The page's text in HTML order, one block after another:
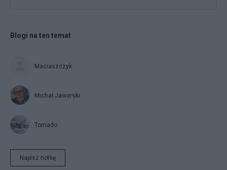
Blogi na ten temat
Maciaszczyk
Michał Jaworski
Tornado
Napisz notkę